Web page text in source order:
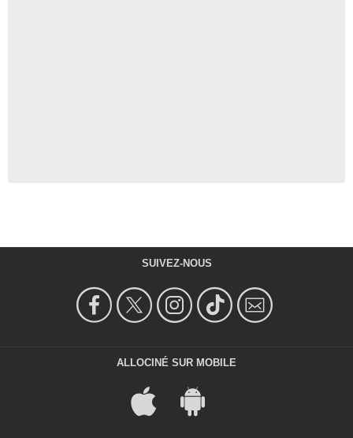
SUIVEZ-NOUS
ALLOCINÉ SUR MOBILE